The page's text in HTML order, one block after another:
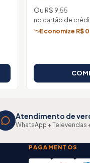
Ou R$ 9,55
no cartão de
Economize R$
Atendimento de
WhatsApp + Televendas
PAGAMENTOS